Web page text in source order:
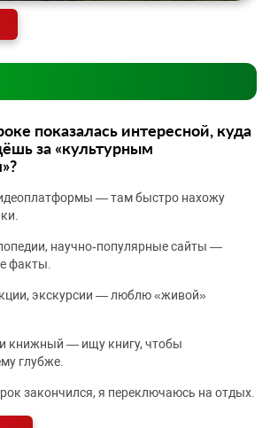
показалась интересной, куда
за «культурным
— там быстро нахожу
научно‑популярные сайты —
факты.
экскурсии — люблю «живой»
книжный — ищу книгу, чтобы
глубже.
закончился, я переключаюсь на отдых.